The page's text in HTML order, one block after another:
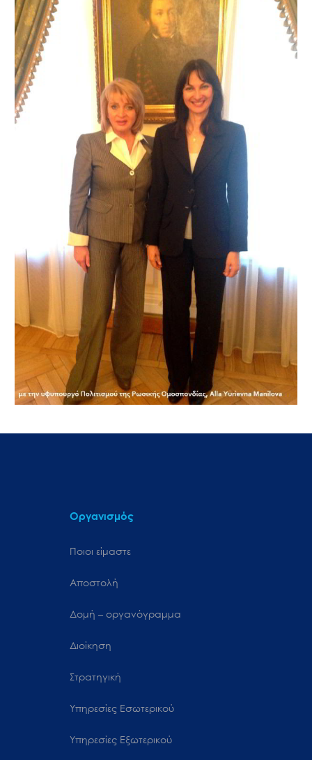
Οργανισμός
Ποιοι είμαστε
Αποστολή
Δομή – οργανόγραμμα
Διοίκηση
Στρατηγική
Υπηρεσίες Εσωτερικού
Υπηρεσίες Εξωτερικού